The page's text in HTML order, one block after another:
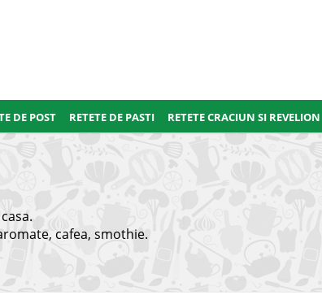
DE POST RETETE DE PASTI RETETE CRACIUN SI REVELION
cafea, smothie.